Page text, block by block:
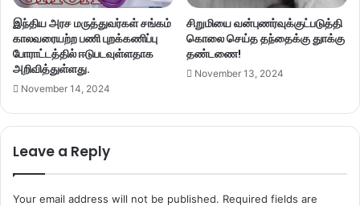
இந்திய அரச மருத்துவர்கள் சங்கம்
காலவரையற்ற பணி புறக்கணிப்பு
போராட்டத்தில் ஈடுபடவுள்ளதாக
அறிவித்துள்ளது.
November 14, 2024
சிறுமியை வன்புணர்வுக்குட்படுத்தி
கொலை செய்த தந்தைக்கு துாக்கு
தண்டணை!
November 13, 2024
Leave a Reply
Your email address will not be published. Required fields are